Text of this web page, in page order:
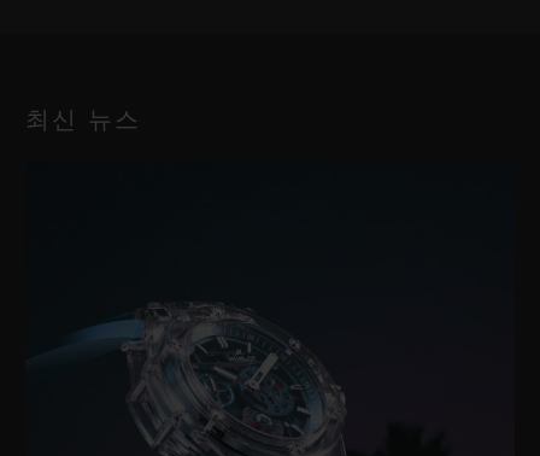
최신 뉴스